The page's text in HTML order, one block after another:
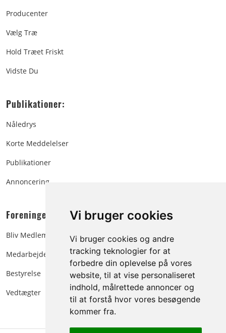
Vi bruger cookies
Vi bruger cookies og andre
tracking teknologier for at
forbedre din oplevelse på vores
website, til at vise personaliseret
indhold, målrettede annoncer og
til at forstå hvor vores besøgende
kommer fra.
Producenter
Vælg Træ
Hold Træet Friskt
Vidste Du
Publikationer:
Nåledrys
Korte Meddelelser
Publikationer
Annoncering
Foreningen:
Bliv Medlem
Medarbejdere
Bestyrelse
Vedtægter